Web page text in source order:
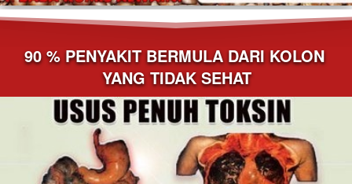
90 % PENYAKIT BERMULA DARI KOLON
YANG TIDAK SEHAT